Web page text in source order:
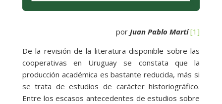
por Juan Pablo Martí [1]
De la revisión de la literatura disponible sobre las
cooperativas en Uruguay se constata que la
producción académica es bastante reducida, más si
se trata de estudios de carácter historiográfico.
Entre los escasos antecedentes de estudios sobre